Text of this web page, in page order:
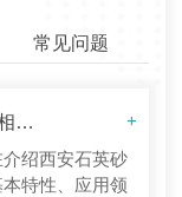
常见问题
介绍关于西安石英砂相关信息
+
绍西安石英砂
特性、应用领